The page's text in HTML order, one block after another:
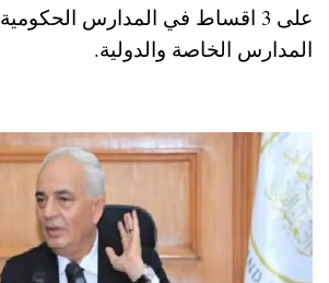
المدارس الخاصة والدولية.